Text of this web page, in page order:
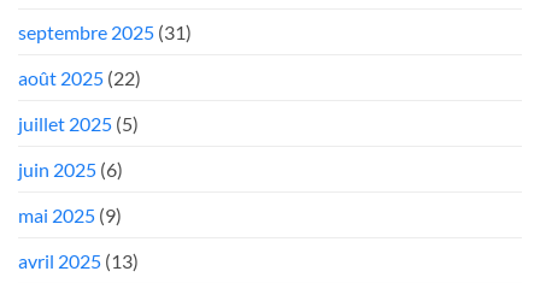
septembre 2025 (31)
août 2025 (22)
juillet 2025 (5)
juin 2025 (6)
mai 2025 (9)
avril 2025 (13)